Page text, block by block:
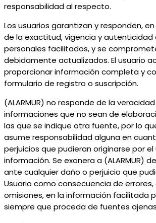
responsabilidad al respecto.
Los usuarios garantizan y responden,
de la exactitud, vigencia y autenticidad
personales facilitados, y se
debidamente actualizados. El usuario
proporcionar información completa y
formulario de registro o suscripción.
(ALARMUR) no responde de la
informaciones que no sean de
las que se indique otra fuente, por lo
asume responsabilidad alguna en
perjuicios que pudieran originarse por
información. Se exonera a (ALARMUR)
ante cualquier daño o perjuicio que
Usuario como consecuencia de
omisiones, en la información facilitada
siempre que proceda de fuentes ajenas